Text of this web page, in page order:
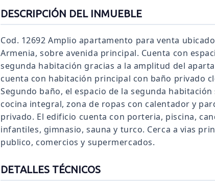
DESCRIPCIÓN DEL INMUEBLE
Cod. 12692 Amplio apartamento para venta
Armenia, sobre avenida principal. Cuenta con
segunda habitación gracias a la amplitud del
cuenta con habitación principal con baño privado
Segundo baño, el espacio de la segunda
cocina integral, zona de ropas con calentador y
privado. El edificio cuenta con porteria, piscina,
infantiles, gimnasio, sauna y turco. Cerca a vias
publico, comercios y supermercados.
DETALLES TÉCNICOS